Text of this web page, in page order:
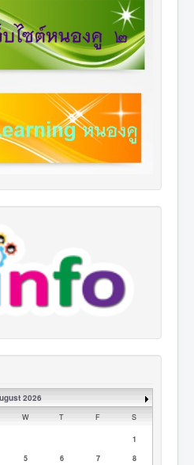
2026
W T F S
1
5 6 7
8